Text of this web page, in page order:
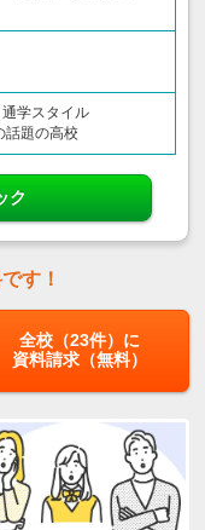
学スタイル
話題の高校
ク
す！
全校（23件）に
資料請求（無料）